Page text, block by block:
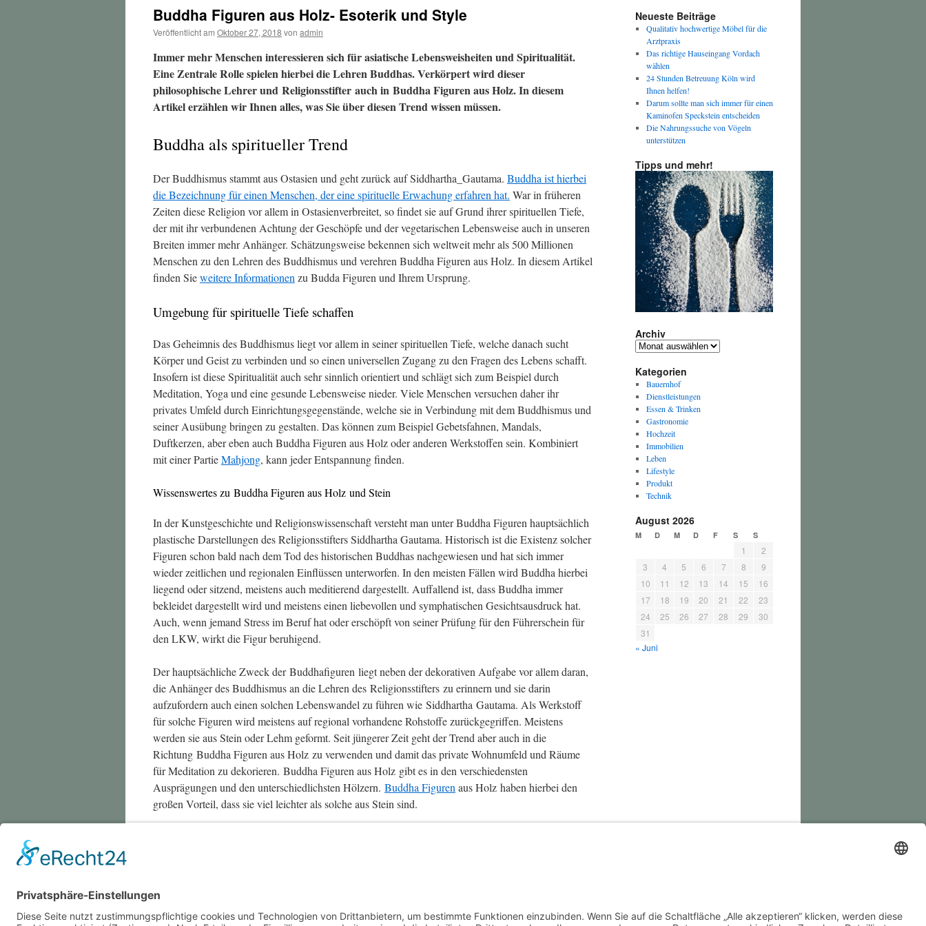
Buddha Figuren aus Holz- Esoterik und Style
Veröffentlicht am Oktober 27, 2018 von admin
Immer mehr Menschen interessieren sich für asiatische Lebensweisheiten und Spiritualität.
Eine Zentrale Rolle spielen hierbei die Lehren Buddhas. Verkörpert wird dieser
philosophische Lehrer und Religionsstifter auch in Buddha Figuren aus Holz. In diesem
Artikel erzählen wir Ihnen alles, was Sie über diesen Trend wissen müssen.
Buddha als spiritueller Trend
Der Buddhismus stammt aus Ostasien und geht zurück auf Siddhartha_Gautama. Buddha ist hierbei
die Bezeichnung für einen Menschen, der eine spirituelle Erwachung erfahren hat. War in früheren
Zeiten diese Religion vor allem in Ostasienverbreitet, so findet sie auf Grund ihrer spirituellen Tiefe,
der mit ihr verbundenen Achtung der Geschöpfe und der vegetarischen Lebensweise auch in unseren
Breiten immer mehr Anhänger. Schätzungsweise bekennen sich weltweit mehr als 500 Millionen
Menschen zu den Lehren des Buddhismus und verehren Buddha Figuren aus Holz. In diesem Artikel
finden Sieweitere Informationen zu Budda Figuren und Ihrem Ursprung.
Umgebung für spirituelle Tiefe schaffen
Das Geheimnis des Buddhismus liegt vor allem in seiner spirituellen Tiefe, welche danach sucht
Körper und Geist zu verbinden und so einen universellen Zugang zu den Fragen des Lebens schafft.
Insofern ist diese Spiritualität auch sehr sinnlich orientiert und schlägt sich zum Beispiel durch
Meditation, Yoga und eine gesunde Lebensweise nieder. Viele Menschen versuchen daher ihr
privates Umfeld durch Einrichtungsgegenstände, welche sie in Verbindung mit dem Buddhismus und
seiner Ausübung bringen zu gestalten. Das können zum Beispiel Gebetsfahnen, Mandals,
Duftkerzen, aber eben auch Buddha Figuren aus Holz oder anderen Werkstoffen sein. Kombiniert
mit einer PartieMahjong, kann jeder Entspannung finden.
Wissenswertes zu Buddha Figuren aus Holz und Stein
In der Kunstgeschichte und Religionswissenschaft versteht man unter Buddha Figuren hauptsächlich
plastische Darstellungen des Religionsstifters Siddhartha Gautama. Historisch ist die Existenz solcher
Figuren schon bald nach dem Tod des historischen Buddhas nachgewiesen und hat sich immer
wieder zeitlichen und regionalen Einflüssen unterworfen. In den meisten Fällen wird Buddha hierbei
liegend oder sitzend, meistens auch meditierend dargestellt. Auffallend ist, dass Buddha immer
bekleidet dargestellt wird und meistens einen liebevollen und symphatischen Gesichtsausdruck hat.
Auch, wenn jemand Stress im Beruf hat oder erschöpft von seiner Prüfung für den Führerschein für
den LKW, wirkt die Figur beruhigend.
Der hauptsächliche Zweck der Buddhafiguren liegt neben der dekorativen Aufgabe vor allem daran,
die Anhänger des Buddhismus an die Lehren des Religionsstifters zu erinnern und sie darin
aufzufordern auch einen solchen Lebenswandel zu führen wie Siddhartha Gautama. Als Werkstoff
für solche Figuren wird meistens auf regional vorhandene Rohstoffe zurückgegriffen. Meistens
werden sie aus Stein oder Lehm geformt. Seit jüngerer Zeit geht der Trend aber auch in die
Richtung Buddha Figuren aus Holz zu verwenden und damit das private Wohnumfeld und Räume
für Meditation zu dekorieren. Buddha Figuren aus Holz gibt es in den verschiedensten
Ausprägungen und den unterschiedlichsten Hölzern. Buddha Figuren aus Holz haben hierbei den
großen Vorteil, dass sie viel leichter als solche aus Stein sind.
Neueste Beiträge
Qualitativ hochwertige Möbel für die
Arztpraxis
Das richtige Hauseingang Vordach
wählen
24 Stunden Betreuung Köln wird
Ihnen helfen!
Darum sollte man sich immer für einen
Kaminofen Speckstein entscheiden
Die Nahrungssuche von Vögeln
unterstützen
Tipps und mehr!
Archiv
Archiv
Kategorien
Bauernhof
Dienstleistungen
Essen & Trinken
Gastronomie
Hochzeit
Immobilien
Leben
Lifestyle
Produkt
Technik
August 2026
M D M D F S S
1
2
3
4 5 6 7 8
9
10
11 12 13 14 15
16
17
18 19 20 21 22
23
24
25 26 27 28 29
30
31
« Juni